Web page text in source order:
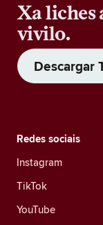
Xa liches
vivilo.
Descargar
Redes sociais
Instagram
TikTok
YouTube